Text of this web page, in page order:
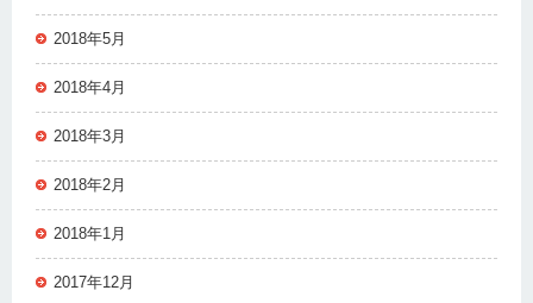
2018年5月
2018年4月
2018年3月
2018年2月
2018年1月
2017年12月